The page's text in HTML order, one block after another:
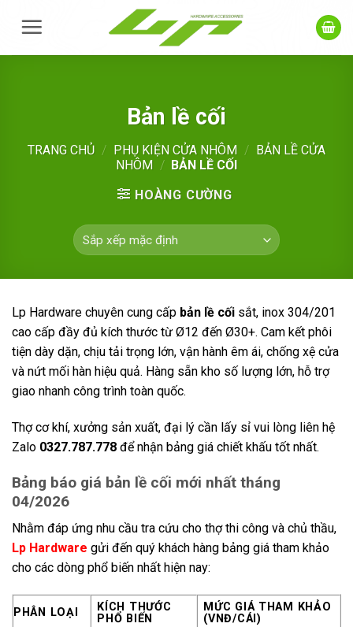
Bản lề cối
TRANG CHỦ / PHỤ KIỆN CỬA NHÔM /
BẢN LỀ CỬA
NHÔM
/
BẢN LỀ CỐI
HOÀNG CƯỜNG
Lp Hardware chuyên cung cấp bản lề cối sắt, inox 304/201
cao cấp đầy đủ kích thước từ Ø12 đến Ø30+. Cam kết phôi
tiện dày dặn, chịu tải trọng lớn, vận hành êm ái, chống xệ cửa
và nứt mối hàn hiệu quả. Hàng sẵn kho số lượng lớn, hỗ trợ
giao nhanh công trình toàn quốc.
Thợ cơ khí, xưởng sản xuất, đại lý cần lấy sỉ vui lòng liên hệ
Zalo 0327.787.778 để nhận bảng giá chiết khấu tốt nhất.
Bảng báo giá bản lề cối mới nhất tháng
04/2026
Nhằm đáp ứng nhu cầu tra cứu cho thợ thi công và chủ thầu,
Lp Hardware gửi đến quý khách hàng bảng giá tham khảo
cho các dòng phổ biến nhất hiện nay:
PHÂN LOẠI
KÍCH THƯỚC
PHỔ BIẾN
MỨC GIÁ THAM KHẢO
(VNĐ/CÁI)